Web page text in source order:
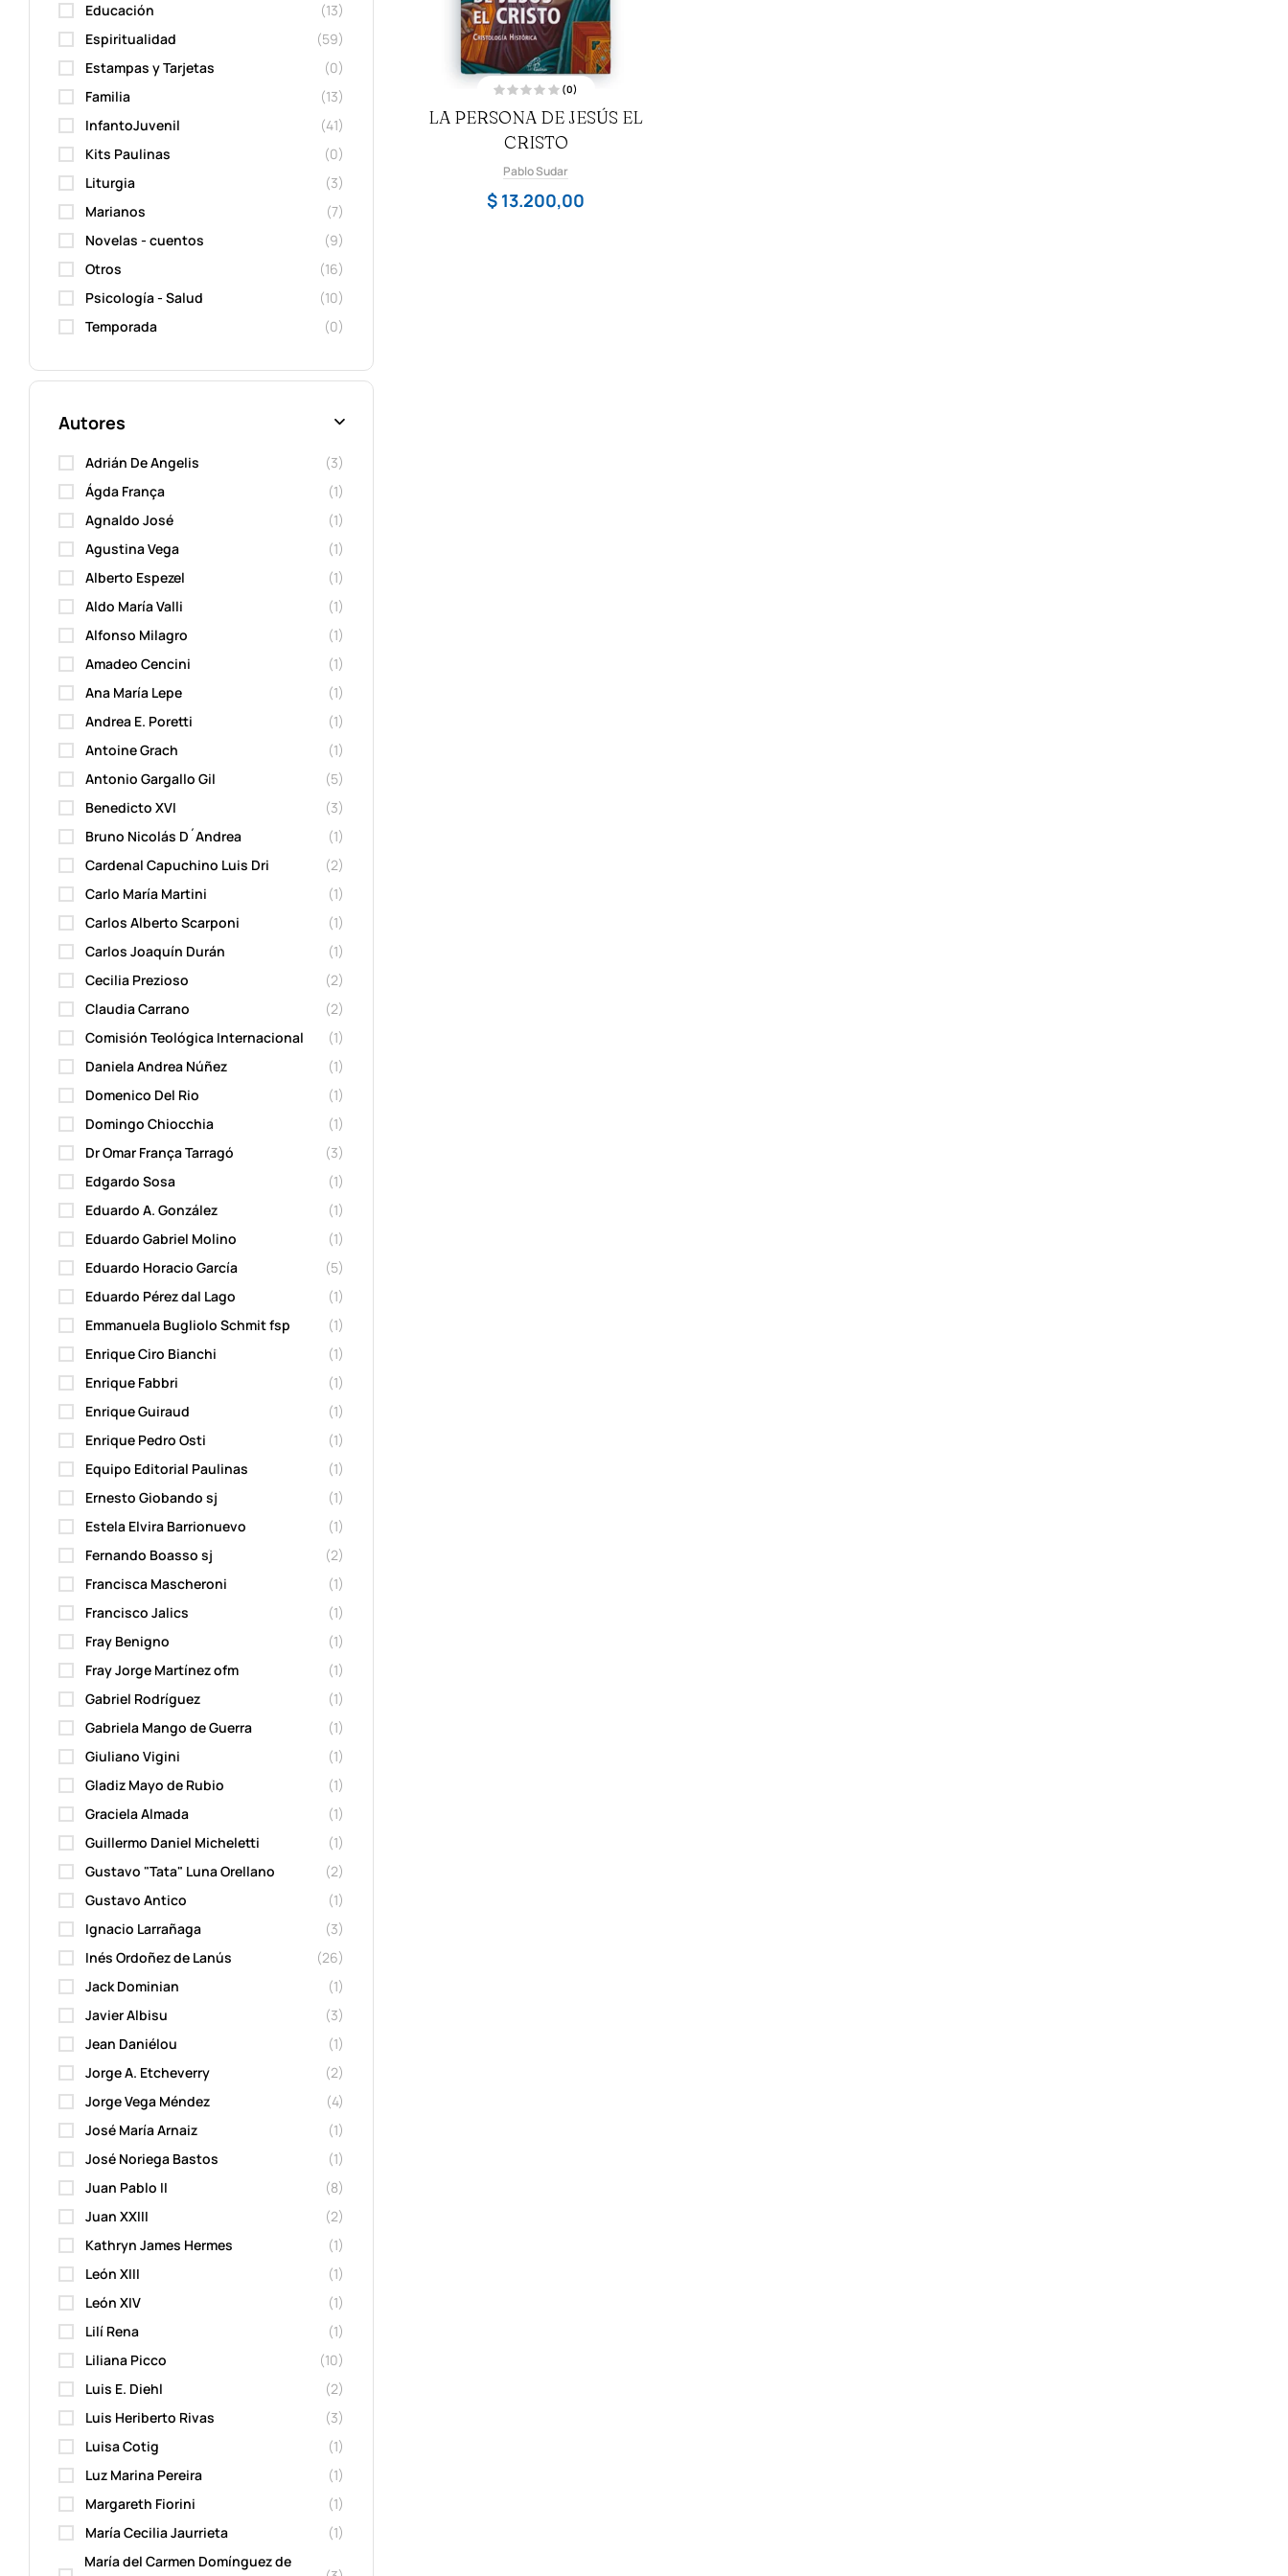
a
l
o
n
(0)
LA PERSONA DE JESÚS EL
CRISTO
Pablo Sudar
$ 13.200,00
Educación
(13)
Espiritualidad
(59)
Estampas y Tarjetas
(0)
Familia
(13)
InfantoJuvenil
(41)
Kits Paulinas
(0)
Liturgia
(3)
Marianos
(7)
Novelas - cuentos
(9)
Otros
(16)
Psicología - Salud
(10)
Temporada
(0)
Autores
Adrián De Angelis
(3)
Ágda França
(1)
Agnaldo José
(1)
Agustina Vega
(1)
Alberto Espezel
(1)
Aldo María Valli
(1)
Alfonso Milagro
(1)
Amadeo Cencini
(1)
Ana María Lepe
(1)
Andrea E. Poretti
(1)
Antoine Grach
(1)
Antonio Gargallo Gil
(5)
Benedicto XVI
(3)
Bruno Nicolás D´Andrea
(1)
Cardenal Capuchino Luis Dri
(2)
Carlo María Martini
(1)
Carlos Alberto Scarponi
(1)
Carlos Joaquín Durán
(1)
Cecilia Prezioso
(2)
Claudia Carrano
(2)
Comisión Teológica Internacional
(1)
Daniela Andrea Núñez
(1)
Domenico Del Rio
(1)
Domingo Chiocchia
(1)
Dr Omar França Tarragó
(3)
Edgardo Sosa
(1)
Eduardo A. González
(1)
Eduardo Gabriel Molino
(1)
Eduardo Horacio García
(5)
Eduardo Pérez dal Lago
(1)
Emmanuela Bugliolo Schmit fsp
(1)
Enrique Ciro Bianchi
(1)
Enrique Fabbri
(1)
Enrique Guiraud
(1)
Enrique Pedro Osti
(1)
Equipo Editorial Paulinas
(1)
Ernesto Giobando sj
(1)
Estela Elvira Barrionuevo
(1)
Fernando Boasso sj
(2)
Francisca Mascheroni
(1)
Francisco Jalics
(1)
Fray Benigno
(1)
Fray Jorge Martínez ofm
(1)
Gabriel Rodríguez
(1)
Gabriela Mango de Guerra
(1)
Giuliano Vigini
(1)
Gladiz Mayo de Rubio
(1)
Graciela Almada
(1)
Guillermo Daniel Micheletti
(1)
Gustavo "Tata" Luna Orellano
(2)
Gustavo Antico
(1)
Ignacio Larrañaga
(3)
Inés Ordoñez de Lanús
(26)
Jack Dominian
(1)
Javier Albisu
(3)
Jean Daniélou
(1)
Jorge A. Etcheverry
(2)
Jorge Vega Méndez
(4)
José María Arnaiz
(1)
José Noriega Bastos
(1)
Juan Pablo II
(8)
Juan XXIII
(2)
Kathryn James Hermes
(1)
León XIII
(1)
León XIV
(1)
Lilí Rena
(1)
Liliana Picco
(10)
Luis E. Diehl
(2)
Luis Heriberto Rivas
(3)
Luisa Cotig
(1)
Luz Marina Pereira
(1)
Margareth Fiorini
(1)
María Cecilia Jaurrieta
(1)
María del Carmen Domínguez de